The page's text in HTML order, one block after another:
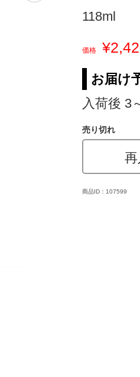
118ml
価格
お届け
入荷後 3
売り切れ
商品ID：107599